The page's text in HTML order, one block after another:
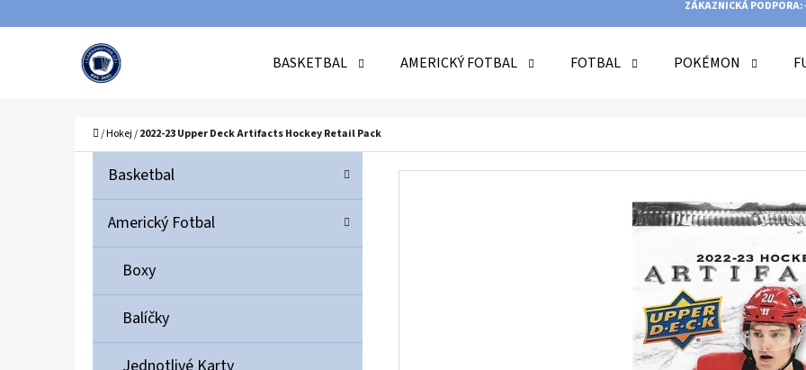
ZÁKAZNICKÁ PODPORA:
BASKETBAL AMERICKÝ FOTBAL FOTBAL POKÉMON
Domů
/Hokej/2022-23 Upper Deck Artifacts Hockey Retail Pack
Přeskočit
kategorie
K
T
G
R
E
Basketbal
Americký Fotbal
Boxy
Balíčky
Zpět
Zpět